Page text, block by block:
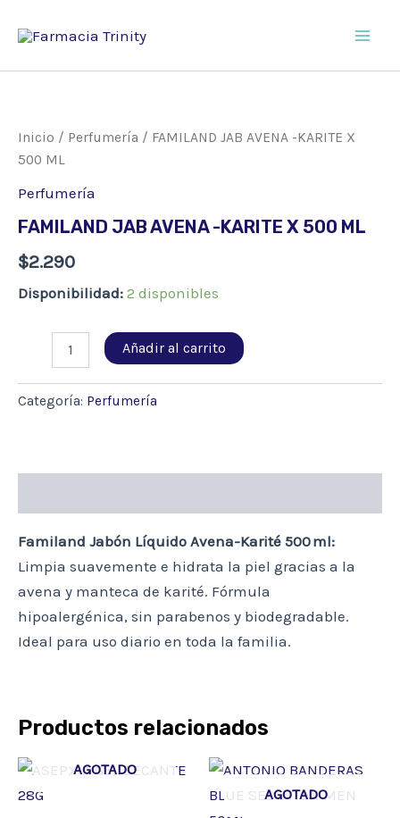
Inicio / Perfumería / FAMILAND JAB AVENA -KARITE X
500 ML
Perfumería
FAMILAND JAB AVENA -KARITE X 500 ML
$2.290
Disponibilidad: 2 disponibles
-
KARITE
Añadir al carrito
Categoría: Perfumería
Familand Jabón Líquido Avena-Karité 500 ml:
Limpia suavemente e hidrata la piel gracias a la
avena y manteca de karité. Fórmula
hipoalergénica, sin parabenos y biodegradable.
Ideal para uso diario en toda la familia.
Productos relacionados
AGOTADO
AGOTADO